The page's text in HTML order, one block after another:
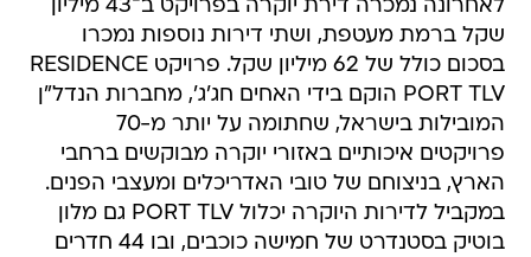
לאחרונה נמכרה דירת יוקרה בפרויקט ב־43 מיליון
שקל ברמת מעטפת, ושתי דירות נוספות נמכרו
בסכום כולל של 62 מיליון שקל. פרויקט RESIDENCE
PORT TLV הוקם בידי האחים חג'ג', מחברות הנדל"ן
המובילות בישראל, שחתומה על יותר מ-70
פרויקטים איכותיים באזורי יוקרה מבוקשים ברחבי
הארץ, בניצוחם של טובי האדריכלים ומעצבי הפנים.
במקביל לדירות היוקרה יכלול PORT TLV גם מלון
בוטיק בסטנדרט של חמישה כוכבים, ובו 44 חדרים